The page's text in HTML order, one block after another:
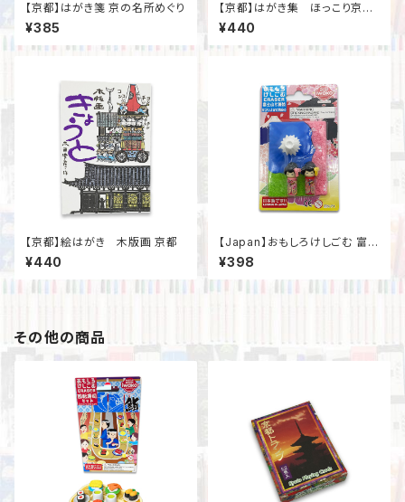
【京都】はがき箋 京の名所めぐり
¥385
【京都】はがき集 ほっこり京げ
しき
¥440
【京都】絵はがき 木版画 京都
¥440
【Japan】おもしろけしごむ 富士
山と舞妓さん
¥398
その他の商品